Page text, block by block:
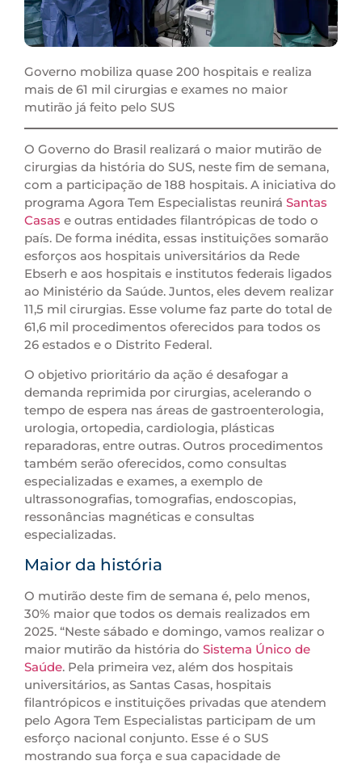
Governo mobiliza quase 200 hospitais e realiza
mais de 61 mil cirurgias e exames no maior
mutirão já feito pelo SUS
O Governo do Brasil realizará o maior mutirão de
cirurgias da história do SUS, neste fim de semana,
com a participação de 188 hospitais. A iniciativa do
programa Agora Tem Especialistas reunirá Santas
Casas e outras entidades filantrópicas de todo o
país. De forma inédita, essas instituições somarão
esforços aos hospitais universitários da Rede
Ebserh e aos hospitais e institutos federais ligados
ao Ministério da Saúde. Juntos, eles devem realizar
11,5 mil cirurgias. Esse volume faz parte do total de
61,6 mil procedimentos oferecidos para todos os
26 estados e o Distrito Federal.
O objetivo prioritário da ação é desafogar a
demanda reprimida por cirurgias, acelerando o
tempo de espera nas áreas de gastroenterologia,
urologia, ortopedia, cardiologia, plásticas
reparadoras, entre outras. Outros procedimentos
também serão oferecidos, como consultas
especializadas e exames, a exemplo de
ultrassonografias, tomografias, endoscopias,
ressonâncias magnéticas e consultas
especializadas.
Maior da história
O mutirão deste fim de semana é, pelo menos,
30% maior que todos os demais realizados em
2025. “Neste sábado e domingo, vamos realizar o
maior mutirão da história do Sistema Único de
Saúde. Pela primeira vez, além dos hospitais
universitários, as Santas Casas, hospitais
filantrópicos e instituições privadas que atendem
pelo Agora Tem Especialistas participam de um
esforço nacional conjunto. Esse é o SUS
mostrando sua força e sua capacidade de